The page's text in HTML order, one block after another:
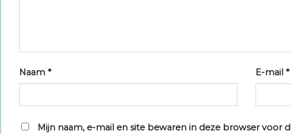
Naam * E-mail*
Mijn naam, e-mail en site bewaren in deze browser voor